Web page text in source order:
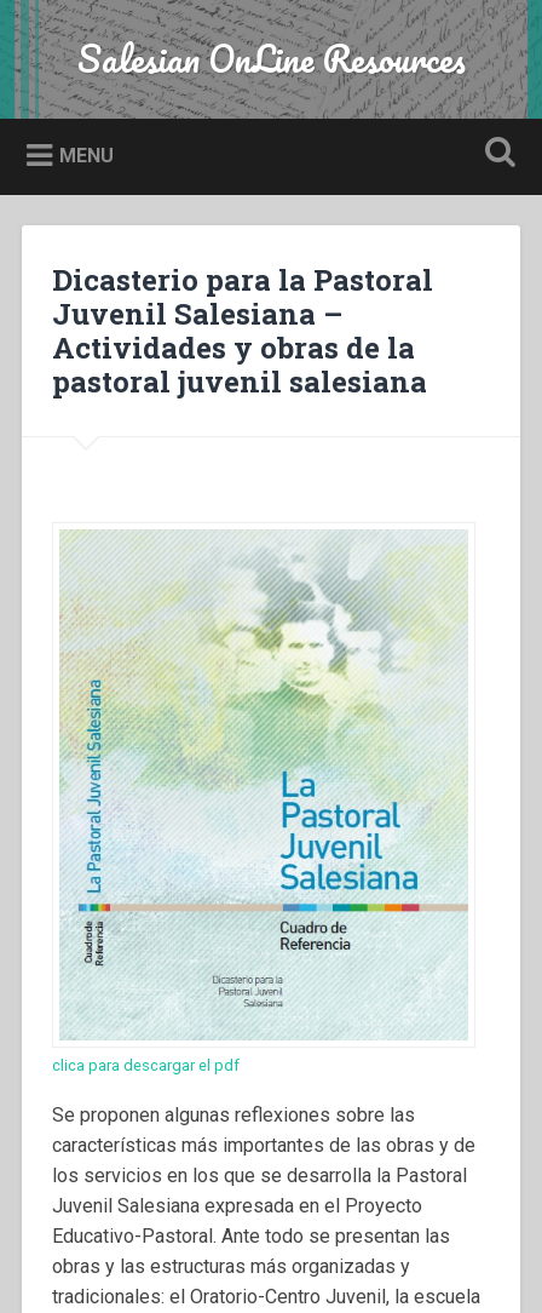
Skip
to
content
Search Salesian OnLine Resources
MENU
Dicasterio para la Pastoral
Juvenil Salesiana –
Actividades y obras de la
pastoral juvenil salesiana
clica para descargar el pdf
Se proponen algunas reflexiones sobre las
características más importantes de las obras y de
los servicios en los que se desarrolla la Pastoral
Juvenil Salesiana expresada en el Proyecto
Educativo-Pastoral. Ante todo se presentan las
obras y las estructuras más organizadas y
tradicionales: el Oratorio-Centro Juvenil, la escuela